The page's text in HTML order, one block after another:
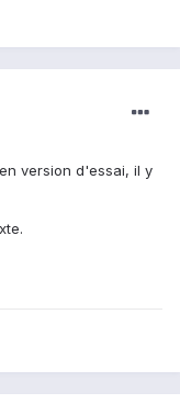
version d'essai, il y